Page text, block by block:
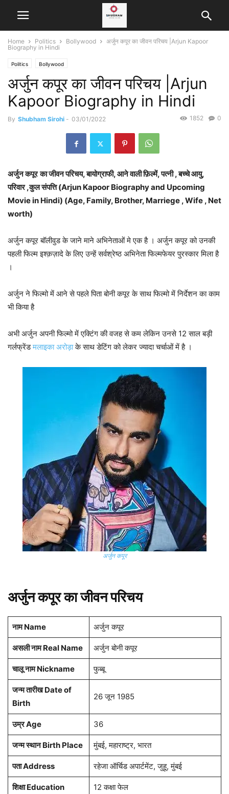
Home Politics Bollywood
अर्जुन कपूर का जीवन परिचय |Arjun Kapoor
Biography in Hindi
Politics Bollywood
अर्जुन कपूर का जीवन परिचय |Arjun
Kapoor Biography in Hindi
By Shubham Sirohi - 03/01/2022 0
1852
अर्जुन कपूर का जीवन परिचय, बायोग्राफी, आने वाली फ़िल्में, पत्नी , बच्चे आयु,
परिवार ,कुल संपत्ति (Arjun Kapoor Biography and Upcoming
Movie in Hindi) (Age, Family, Brother, Marriege , Wife , Net
worth)
अर्जुन कपूर बॉलीवुड के जाने माने अभिनेताओं मे एक है । अर्जुन कपूर को उनकी
पहली फिल्‍म इश्क़ज़ादे के लिए उन्हें सर्वश्रेष्‍ठ अभिनेता फिल्‍मफेयर पुरस्कार मिला है
।
अर्जुन ने फिल्मो में आने से पहले पिता बोनी कपूर के साथ फिल्मो में निर्देशन का काम
भी किया है
अभी अर्जुन अपनी फिल्मो में एक्टिंग की वजह से कम लेकिन उनसे 12 साल बड़ी
गर्लफ्रेंडमलाइका अरोड़ाके साथ डेटिंग को लेकर ज्यादा चर्चाओं में है ।
अर्जुन कपूर
अर्जुन कपूर का जीवन परिचय
नाम Name अर्जुन कपूर
असली नाम Real Name अर्जुन बोनी कपूर
चालू नाम Nickname फुब्बू
जन्म तारीख Date of
Birth
26 जून 1985
उम्र Age 36
जन्म स्थान Birth Place मुंबई, महाराष्ट्र, भारत
पता Address रहेजा ऑर्चिड अपार्टमेंट, जुहू, मुंबई
शिक्षा Education 12 कक्षा फेल